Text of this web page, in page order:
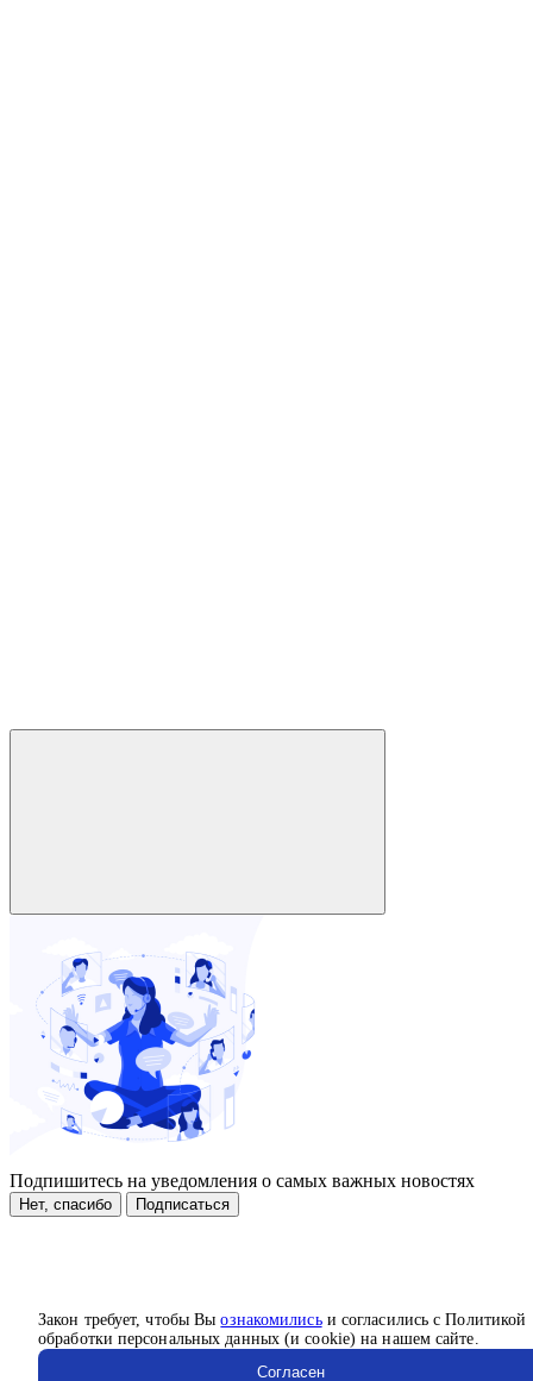
Закон требует, чтобы Выознакомилисьи согласились с Политикой
обработки персональных данных (и cookie) на нашем сайте.
Согласен
Подпишитесь на уведомления о самых важных новостях
Нет, спасибо Подписаться